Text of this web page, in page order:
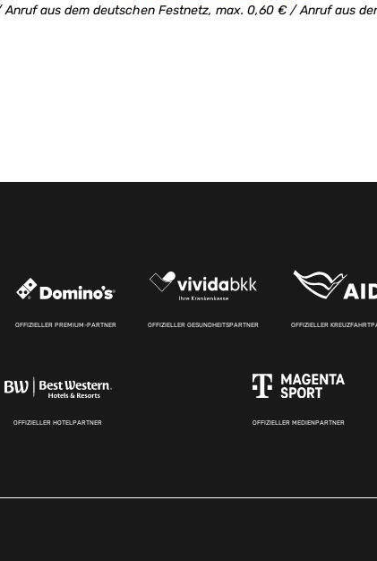
aus dem deutschen Festnetz, max. 0,60 € / Anruf aus
OFFIZIELLER PREMIUM-PARTNER OFFIZIELLER GESUNDHEITSPARTNER OFFIZIELLER
OFFIZIELLER HOTELPARTNER OFFIZIELLER MEDIENPARTNER